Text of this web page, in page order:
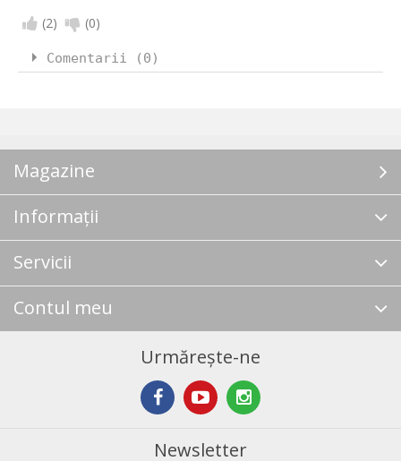
(2) (0)
Comentarii (0)
Magazine
Informații
Servicii
Contul meu
Urmărește-ne
Newsletter